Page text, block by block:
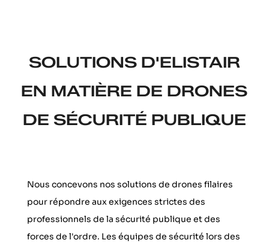
SOLUTIONS D'ELISTAIR
EN MATIÈRE DE DRONES
DE SÉCURITÉ PUBLIQUE
Nous concevons nos solutions de drones filaires
pour répondre aux exigences strictes des
professionnels de la sécurité publique et des
forces de l'ordre. Les équipes de sécurité lors des